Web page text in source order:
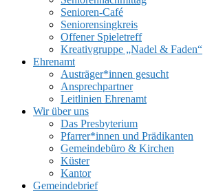
Senioren-Café
Seniorensingkreis
Offener Spieletreff
Kreativgruppe „Nadel & Faden“
Ehrenamt
Austräger*innen gesucht
Ansprechpartner
Leitlinien Ehrenamt
Wir über uns
Das Presbyterium
Pfarrer*innen und Prädikanten
Gemeindebüro & Kirchen
Küster
Kantor
Gemeindebrief